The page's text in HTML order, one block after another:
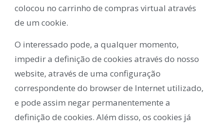
colocou no carrinho de compras virtual através
de um cookie.
O interessado pode, a qualquer momento,
impedir a definição de cookies através do nosso
website, através de uma configuração
correspondente do browser de Internet utilizado,
e pode assim negar permanentemente a
definição de cookies. Além disso, os cookies já